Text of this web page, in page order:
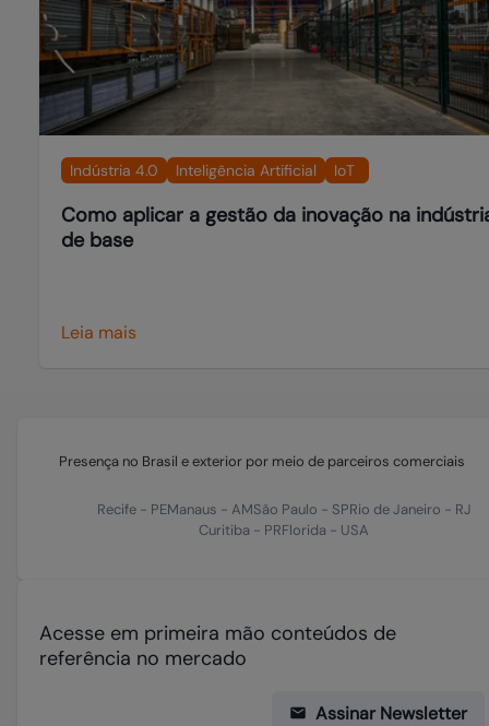
Indústria 4.0 Inteligência Artificial IoT
Como aplicar a gestão da inovação na
de base
Leia mais
Presença no Brasil e exterior por meio de parceiros comerciais
Recife- PEManaus - AMSão Paulo - SPRio de Janeiro - RJ
Curitiba - PRFlorida - USA
Acesse em primeira mão conteúdos de
referência no mercado
Assinar Newsletter